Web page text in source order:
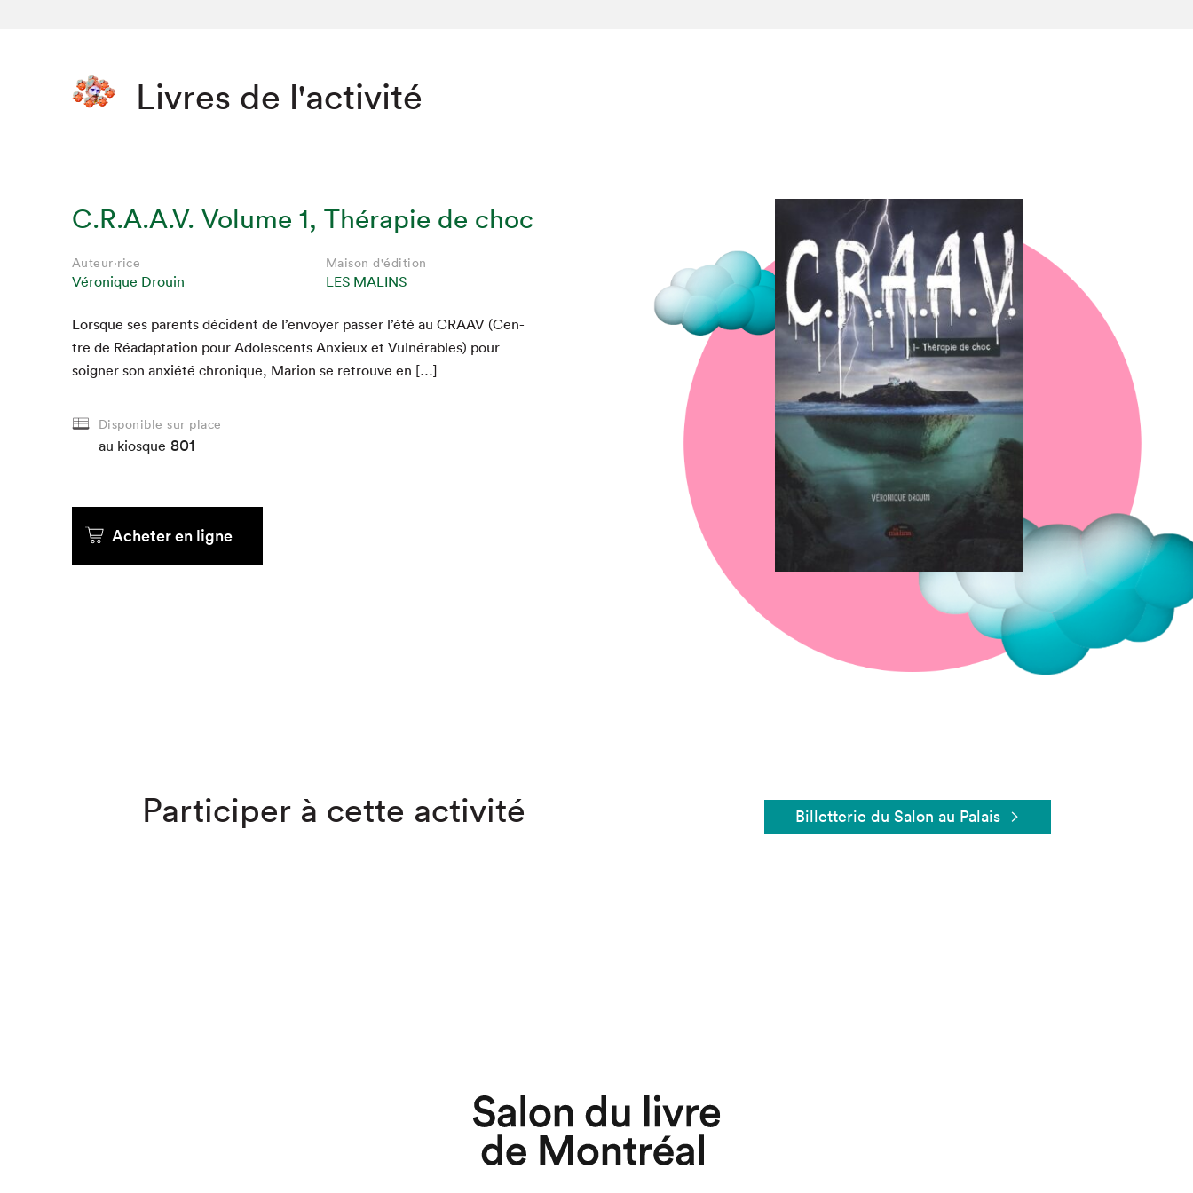
Livres de l'activité
C.R.A.A.V. Volume 1, Thérapie de choc
Auteur·rice
Véronique Drouin
Maison d'édition
LES MALINS
Lorsque ses par­ents déci­dent de l’en­voy­er pass­er l’été au CRAAV(Cen­
tre de Réadap­ta­tion pour Ado­les­cents Anx­ieux et Vul­nérables) pour
soign­er son anx­iété chronique, Mar­i­on se retrou­ve en […]
Disponible sur place
au kiosque 801
Acheter en ligne
Participer à cette activité Billetterie du Salon au Palais